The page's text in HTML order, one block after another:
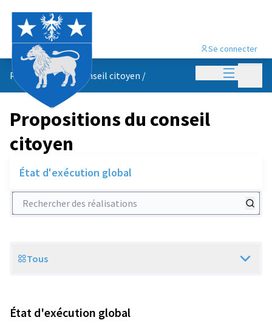
Menu
Se connecter
Propositions du conseil citoyen /
Propositions du conseil
citoyen
État d'exécution global
Rechercher des réalisations
Scope
Tous
État d'exécution global